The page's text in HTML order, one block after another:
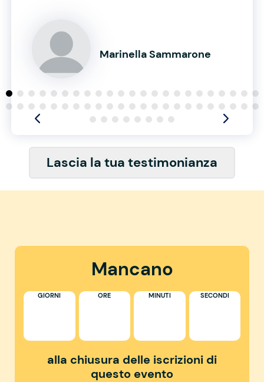
Marinella Sammarone
Lascia la tua testimonianza
Mancano
GIORNI ORE MINUTI SECONDI
alla chiusura delle iscrizioni di
questo evento